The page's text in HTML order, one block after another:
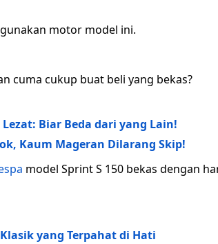
motor model ini.
cuma cukup buat beli yang bekas?
Biar Beda dari yang Lain!
Kaum Mageran Dilarang Skip!
model Sprint S 150 bekas dengan
yang Terpahat di Hati